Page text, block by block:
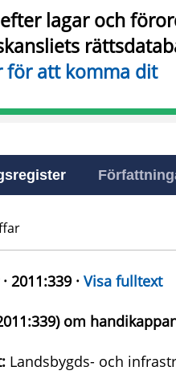
lagar och
för att komma dit
2011:339 · Visa fulltext
om
Landsbygds- och